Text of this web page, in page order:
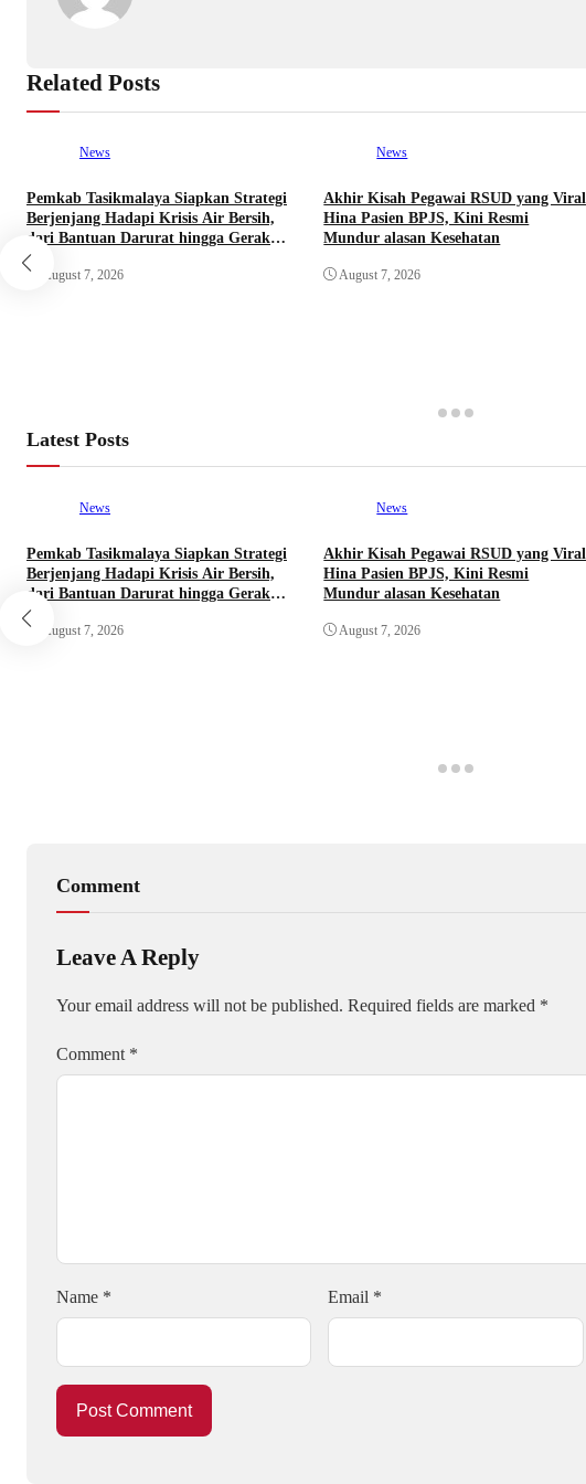
Related Posts
News
Pemkab Tasikmalaya Siapkan Strategi
Berjenjang Hadapi Krisis Air Bersih,
dari Bantuan Darurat hingga Gerakan
Reboisasi
August 7, 2026
News
Akhir Kisah Pegawai RSUD yang Viral
Hina Pasien BPJS, Kini Resmi
Mundur alasan Kesehatan
August 7, 2026
Latest Posts
News
Pemkab Tasikmalaya Siapkan Strategi
Berjenjang Hadapi Krisis Air Bersih,
dari Bantuan Darurat hingga Gerakan
Reboisasi
August 7, 2026
News
Akhir Kisah Pegawai RSUD yang Viral
Hina Pasien BPJS, Kini Resmi
Mundur alasan Kesehatan
August 7, 2026
Comment
Leave A Reply
Your email address will not be published. Required fields are marked *
Comment *
Name * Email *